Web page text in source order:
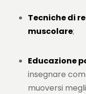
Tecniche di
muscolare;
Educazione
insegnare
muoversi